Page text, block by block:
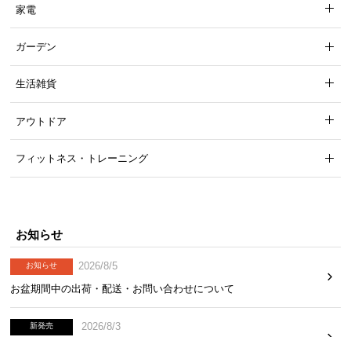
家電
ガーデン
生活雑貨
アウトドア
フィットネス・トレーニング
お知らせ
お知らせ
2026/8/5
お盆期間中の出荷・配送・お問い合わせについて
新発売
2026/8/3